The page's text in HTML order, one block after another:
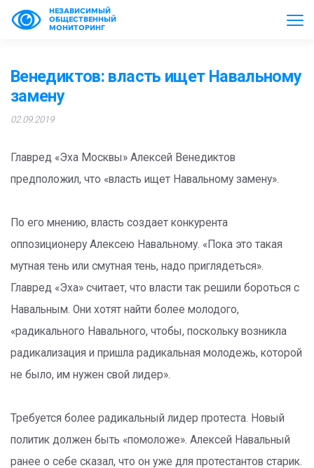
НЕЗАВИСИМЫЙ
ОБЩЕСТВЕННЫЙ
МОНИТОРИНГ
Венедиктов: власть ищет Навальному
замену
02.09.2019
Главред «Эха Москвы» Алексей Венедиктов
предположил, что «власть ищет Навальному замену».
По его мнению, власть создает конкурента
оппозиционеру Алексею Навальному. «Пока это такая
мутная тень или смутная тень, надо приглядеться».
Главред «Эха» считает, что власти так решили бороться с
Навальным. Они хотят найти более молодого,
«радикального Навального, чтобы, поскольку возникла
радикализация и пришла радикальная молодежь, которой
не было, им нужен свой лидер».
Требуется более радикальный лидер протеста. Новый
политик должен быть «помоложе». Алексей Навальный
ранее о себе сказал, что он уже для протестантов старик.